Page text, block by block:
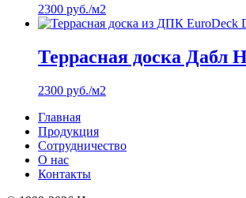
2300 руб./м2
Террасная доска Дабл
2300 руб./м2
Главная
Продукция
Сотрудничество
О нас
Контакты